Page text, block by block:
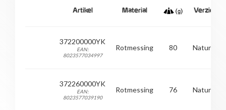
Artikel Material
372200000YK
EAN:
8023577034997
Rotmessing 80
372260000YK
EAN:
8023577039190
Rotmessing 76